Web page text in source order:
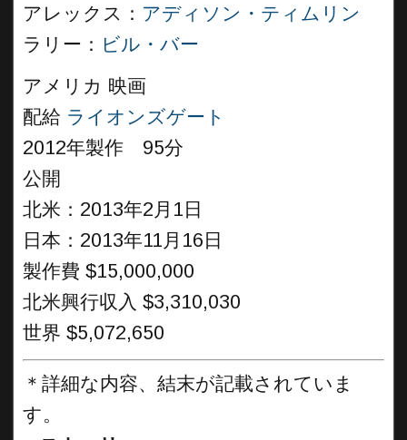
アレックス： アディソン・ティムリン
ラリー： ビル・バー
アメリカ 映画
配給 ライオンズゲート
2012年製作 95分
公開
北米：2013年2月1日
日本：2013年11月16日
製作費 $15,000,000
北米興行収入 $3,310,030
世界 $5,072,650
＊詳細な内容、結末が記載されていま
す。